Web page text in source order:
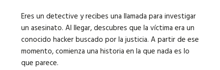
Eres un detective y recibes una llamada para investigar
un asesinato. Al llegar, descubres que la víctima era un
conocido hacker buscado por la justicia. A partir de ese
momento, comienza una historia en la que nada es lo
que parece.